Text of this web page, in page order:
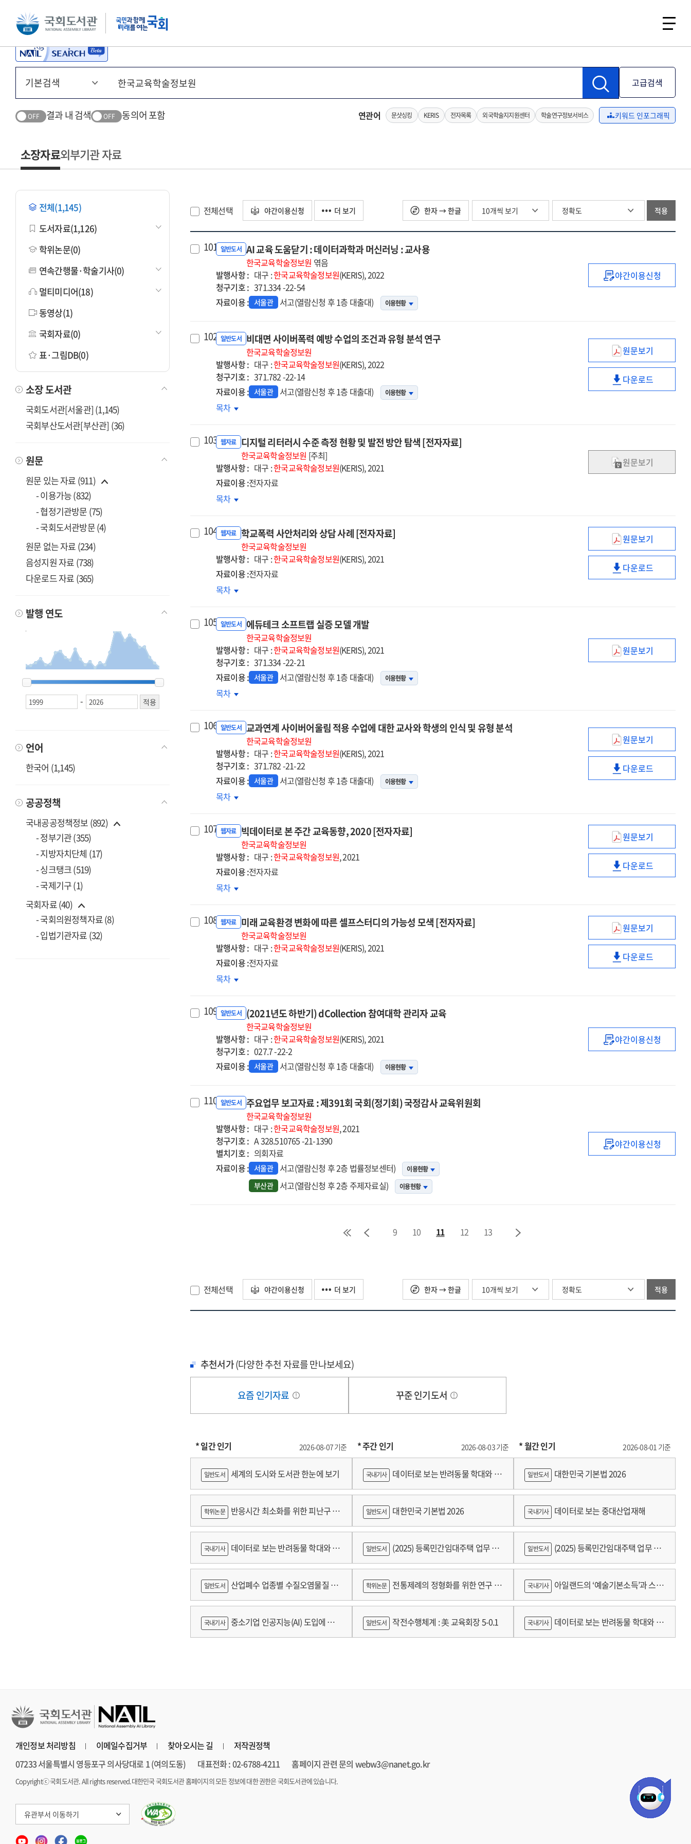
본문 바로가기 주메뉴 바로가기
고급검색
OFF 결과 내 검색 OFF 동의어 포함 연관어 문샷싱킹 KERIS 전자목록 외국학술지지원센터 학술연구정보서비스 키워드 인포그래픽
소장자료외부기관 자료
전체(1,145)
도서자료(1,126)
학위논문(0)
연속간행물·학술기사(0)
멀티미디어(18)
동영상(1)
국회자료(0)
표·그림DB(0)
소장 도서관
국회도서관[서울관] (1,145)
국회부산도서관[부산관] (36)
원문
원문 있는 자료 (911)
- 이용가능 (832)
- 협정기관방문 (75)
- 국회도서관방문 (4)
원문 없는 자료 (234)
음성지원 자료 (738)
다운로드 자료 (365)
발행 연도
-
언어
한국어 (1,145)
공공정책
국내공공정책정보 (892)
- 정부기관 (355)
- 지방자치단체 (17)
- 싱크탱크 (519)
- 국제기구 (1)
국회자료 (40)
- 국회의원정책자료 (8)
- 입법기관자료 (32)
전체선택 야간이용신청 더 보기 한자 → 한글 적용
101.일반도서 AI 교육 도움닫기 : 데이터과학과 머신러닝 : 교사용
한국교육학술정보원 엮음
발행사항 : 대구 :한국교육학술정보원(KERIS), 2022
청구기호 : 371.334 -22-54
자료이용 : 서울관 서고(열람신청 후 1층 대출대) 이용현황
AI
머신러닝
:
교사용
야간이용신청
102.일반도서 비대면 사이버폭력 예방 수업의 조건과 유형 분석 연구
한국교육학술정보원
발행사항 : 대구 :한국교육학술정보원(KERIS), 2022
청구기호 : 371.782 -22-14
자료이용 : 서울관 서고(열람신청 후 1층 대출대) 이용현황
비대면
사이버폭력
예방
수업의
원문보기
비대면
분석
연구
다운로드
비대면
수업의
유형
분석
연구
목차
103.웹자료 디지털 리터러시 수준 측정 현황 및 발전 방안 탐색 [전자자료]
한국교육학술정보원 [주최]
발행사항 : 대구 :한국교육학술정보원(KERIS), 2021
자료이용 :전자자료
원문보기
디지털
측정
및
발전
방안
탐색
목차
104.웹자료 학교폭력 사안처리와 상담 사례 [전자자료]
한국교육학술정보원
발행사항 : 대구 :한국교육학술정보원(KERIS), 2021
자료이용 :전자자료
학교폭력
사안처리와
상담
사례
원문보기
학교폭력
다운로드
학교폭력
사례
[전자자료]
목차
105.일반도서 에듀테크 소프트랩 실증 모델 개발
한국교육학술정보원
발행사항 : 대구 :한국교육학술정보원(KERIS), 2021
청구기호 : 371.334 -22-21
자료이용 : 서울관 서고(열람신청 후 1층 대출대) 이용현황
에듀테크
원문보기
에듀테크
모델
목차
106.일반도서 교과연계 사이버어울림 적용 수업에 대한 교사와 학생의 인식 및 유형 분석
한국교육학술정보원
발행사항 : 대구 :한국교육학술정보원(KERIS), 2021
청구기호 : 371.782 -21-22
자료이용 : 서울관 서고(열람신청 후 1층 대출대) 이용현황
교과연계
사이버어울림
적용
수업에
인식
및
유형
분석
원문보기
교과연계
대한
교사와
학생의
인식
및
다운로드
교과연계
수업에
교사와
학생의
인식
및
분석
목차
107.웹자료 빅데이터로 본 주간 교육동향, 2020 [전자자료]
한국교육학술정보원
발행사항 : 대구 :한국교육학술정보원, 2021
자료이용 :전자자료
빅데이터로
본
주간
교육동향,
원문보기
빅데이터로
2020
[전자자료]
다운로드
빅데이터로
교육동향,
[전자자료]
목차
108.웹자료 미래 교육환경 변화에 따른 셀프스터디의 가능성 모색 [전자자료]
한국교육학술정보원
발행사항 : 대구 :한국교육학술정보원(KERIS), 2021
자료이용 :전자자료
미래
교육환경
변화에
따른
원문보기
미래
모색
[전자자료]
다운로드
미래
따른
셀프스터디의
가능성
모색
[전자자료]
목차
109.일반도서 (2021년도 하반기) dCollection 참여대학 관리자 교육
한국교육학술정보원
발행사항 : 대구 :한국교육학술정보원(KERIS), 2021
청구기호 : 027.7 -22-2
자료이용 : 서울관 서고(열람신청 후 1층 대출대) 이용현황
(2021년도
야간이용신청
110.일반도서 주요업무 보고자료 : 제391회 국회(정기회) 국정감사 교육위원회
한국교육학술정보원
발행사항 : 대구 :한국교육학술정보원, 2021
청구기호 : A 328.510765 -21-1390
별치기호 : 의회자료
자료이용 : 서울관 서고(열람신청 후 2층 법률정보센터) 이용현황
부산관 서고(열람신청 후 2층 주제자료실) 이용현황
주요업무
야간이용신청
9 10 11 12 13
전체선택 야간이용신청 더 보기 한자 → 한글 적용
추천서가(다양한 추천 자료를 만나보세요)
요즘 인기자료 꾸준 인기도서
* 일간 인기 2026-08-07 기준
일반도서 세계의 도시와 도서관 한눈에 보기
학위논문 반응시간 최소화를 위한 피난구 유
도등 제작 및 설치 기준 개발
국내기사 데이터로 보는 반려동물 학대와 분
쟁
일반도서 산업폐수 업종별 수질오염물질 배
출목록 구축 고도화 연구
국내기사 중소기업 인공지능(AI) 도입에 따
* 주간 인기 2026-08-03 기준
국내기사 데이터로 보는 반려동물 학대와 분
쟁
일반도서 대한민국 기본법 2026
일반도서 (2025) 등록민간임대주택 업무 편
람
학위논문 전통제례의 정형화를 위한 연구 :
가제를 중심으로
일반도서 작전수행체계 : 美 교육회장 5-0.1
* 월간 인기 2026-08-01 기준
일반도서 대한민국 기본법 2026
국내기사 데이터로 보는 중대산업재해
일반도서 (2025) 등록민간임대주택 업무 편
람
국내기사 아일랜드의 ‘예술기본소득’과 스코
틀랜드의 예술인 소득보장정책 논의
국내기사 데이터로 보는 반려동물 학대와 분
개인정보 처리방침 이메일수집거부 찾아오시는 길
저작권정책
07233 서울특별시 영등포구 의사당대로 1 (여의도동)
대표전화 : 02-6788-4211 홈페이지 관련 문의 webw3@nanet.go.kr
Copyrightⓒ 국회도서관. All rights reserved.대한민국 국회도서관 홈페이지의 모든 정보에 대한 권한은 국회도서관에 있습니다.
유관부서 이동하기